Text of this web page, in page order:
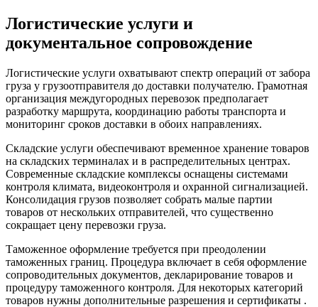
Логистические услуги и
документальное сопровождение
Логистические услуги охватывают спектр операций от забора
груза у грузоотправителя до доставки получателю. Грамотная
организация междугородных перевозок предполагает
разработку маршрута, координацию работы транспорта и
мониторинг сроков доставки в обоих направлениях.
Складские услуги обеспечивают временное хранение товаров
на складских терминалах и в распределительных центрах.
Современные складские комплексы оснащены системами
контроля климата, видеоконтроля и охранной сигнализацией.
Консолидация грузов позволяет собрать малые партии
товаров от нескольких отправителей, что существенно
сокращает цену перевозки груза.
Таможенное оформление требуется при преодолении
таможенных границ. Процедура включает в себя оформление
сопроводительных документов, декларирование товаров и
процедуру таможенного контроля. Для некоторых категорий
товаров нужны дополнительные разрешения и сертификаты .